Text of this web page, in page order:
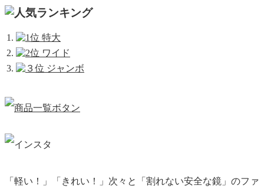
「軽い！」「きれい！」 次々と「割れない安全な鏡」のファ